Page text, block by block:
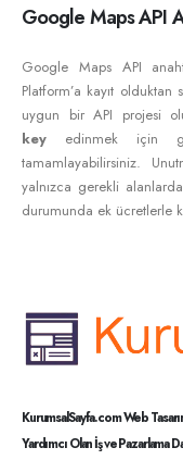
Google Maps API
Google Maps API
Platform’a kayıt
uygun bir API projesi
key edinmek için
tamamlayabilirsiniz.
yalnızca gerekli
durumunda ek ücretlerle
KurumsalSayfa.com Web
Yardımcı Olan İş ve Pazarlama